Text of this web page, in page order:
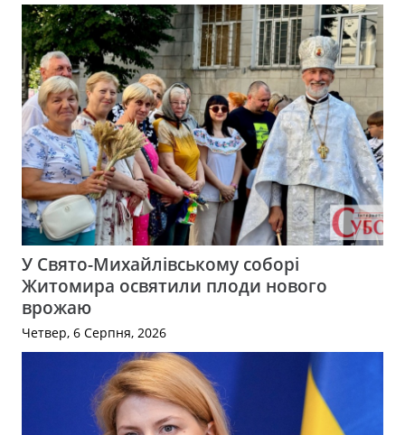
У Свято-Михайлівському соборі
Житомира освятили плоди нового
врожаю
Четвер, 6 Серпня, 2026